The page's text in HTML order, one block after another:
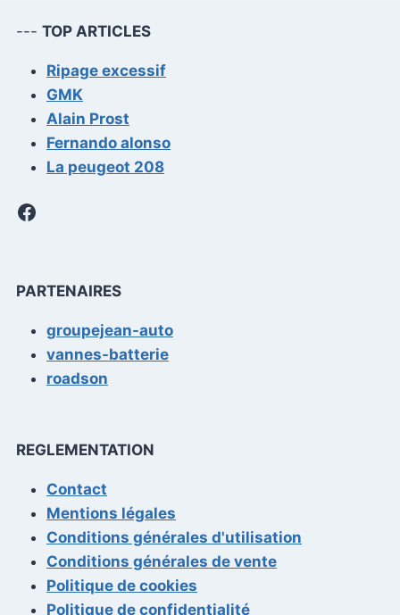
--- TOP ARTICLES
Ripage excessif
GMK
Alain Prost
Fernando alonso
La peugeot 208
Facebook
PARTENAIRES
groupejean-auto
vannes-batterie
roadson
REGLEMENTATION
Contact
Mentions légales
Conditions générales d'utilisation
Conditions générales de vente
Politique de cookies
Politique de confidentialité